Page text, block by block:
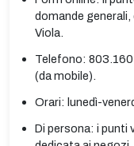
domande
Viola.
Telefono:
(da mobile).
Orari: lunedì-
Di persona: i punti